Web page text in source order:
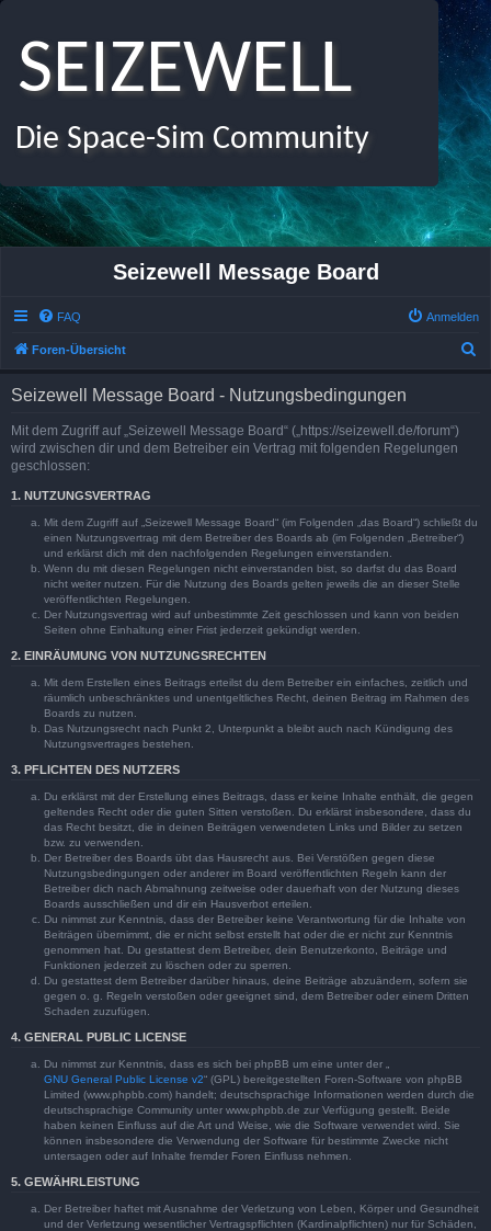
SEIZEWELL
Die Space-Sim Community
Seizewell Message Board
FAQ Anmelden
Foren-Übersicht
Seizewell Message Board - Nutzungsbedingungen
Mit dem Zugriff auf „Seizewell Message Board“ („https://seizewell.de/forum“)
wird zwischen dir und dem Betreiber ein Vertrag mit folgenden Regelungen
geschlossen:
1. NUTZUNGSVERTRAG
Mit dem Zugriff auf „Seizewell Message Board“ (im Folgenden „das Board“) schließt du
einen Nutzungsvertrag mit dem Betreiber des Boards ab (im Folgenden „Betreiber“)
und erklärst dich mit den nachfolgenden Regelungen einverstanden.
Wenn du mit diesen Regelungen nicht einverstanden bist, so darfst du das Board
nicht weiter nutzen. Für die Nutzung des Boards gelten jeweils die an dieser Stelle
veröffentlichten Regelungen.
Der Nutzungsvertrag wird auf unbestimmte Zeit geschlossen und kann von beiden
Seiten ohne Einhaltung einer Frist jederzeit gekündigt werden.
2. EINRÄUMUNG VON NUTZUNGSRECHTEN
Mit dem Erstellen eines Beitrags erteilst du dem Betreiber ein einfaches, zeitlich und
räumlich unbeschränktes und unentgeltliches Recht, deinen Beitrag im Rahmen des
Boards zu nutzen.
Das Nutzungsrecht nach Punkt 2, Unterpunkt a bleibt auch nach Kündigung des
Nutzungsvertrages bestehen.
3. PFLICHTEN DES NUTZERS
Du erklärst mit der Erstellung eines Beitrags, dass er keine Inhalte enthält, die gegen
geltendes Recht oder die guten Sitten verstoßen. Du erklärst insbesondere, dass du
das Recht besitzt, die in deinen Beiträgen verwendeten Links und Bilder zu setzen
bzw. zu verwenden.
Der Betreiber des Boards übt das Hausrecht aus. Bei Verstößen gegen diese
Nutzungsbedingungen oder anderer im Board veröffentlichten Regeln kann der
Betreiber dich nach Abmahnung zeitweise oder dauerhaft von der Nutzung dieses
Boards ausschließen und dir ein Hausverbot erteilen.
Du nimmst zur Kenntnis, dass der Betreiber keine Verantwortung für die Inhalte von
Beiträgen übernimmt, die er nicht selbst erstellt hat oder die er nicht zur Kenntnis
genommen hat. Du gestattest dem Betreiber, dein Benutzerkonto, Beiträge und
Funktionen jederzeit zu löschen oder zu sperren.
Du gestattest dem Betreiber darüber hinaus, deine Beiträge abzuändern, sofern sie
gegen o. g. Regeln verstoßen oder geeignet sind, dem Betreiber oder einem Dritten
Schaden zuzufügen.
4. GENERAL PUBLIC LICENSE
Du nimmst zur Kenntnis, dass es sich bei phpBB um eine unter der „
GNU General Public License v2“ (GPL) bereitgestellten Foren-Software von phpBB
Limited (www.phpbb.com) handelt; deutschsprachige Informationen werden durch die
deutschsprachige Community unter www.phpbb.de zur Verfügung gestellt. Beide
haben keinen Einfluss auf die Art und Weise, wie die Software verwendet wird. Sie
können insbesondere die Verwendung der Software für bestimmte Zwecke nicht
untersagen oder auf Inhalte fremder Foren Einfluss nehmen.
5. GEWÄHRLEISTUNG
Der Betreiber haftet mit Ausnahme der Verletzung von Leben, Körper und Gesundheit
und der Verletzung wesentlicher Vertragspflichten (Kardinalpflichten) nur für Schäden,